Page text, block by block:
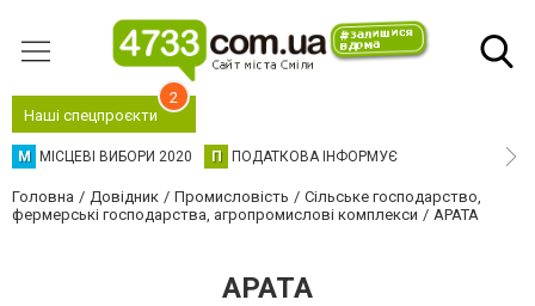
Наші спецпроєкти
2
М МІСЦЕВІ ВИБОРИ 2020 П ПОДАТКОВА ІНФОРМУЄ
Головна Довідник Промисловість
Сільське господарство,
фермерські господарства, агропромислові комплекси
АРАТА
АРАТА